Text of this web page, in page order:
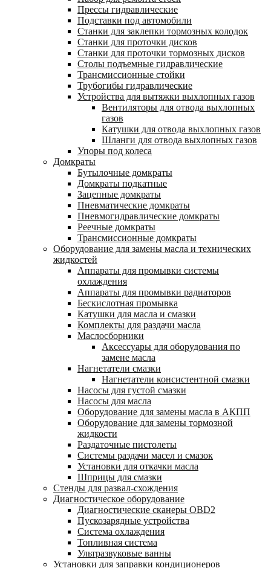
Прессы гидравлические
Подставки под автомобили
Станки для заклепки тормозных колодок
Станки для проточки дисков
Станки для проточки тормозных дисков
Столы подъемные гидравлические
Трансмиссионные стойки
Трубогибы гидравлические
Устройства для вытяжки выхлопных газов
Вентиляторы для отвода выхлопных
газов
Катушки для отвода выхлопных газов
Шланги для отвода выхлопных газов
Упоры под колеса
Домкраты
Бутылочные домкраты
Домкраты подкатные
Зацепные домкраты
Пневматические домкраты
Пневмогидравлические домкраты
Реечные домкраты
Трансмиссионные домкраты
Оборудование для замены масла и технических
жидкостей
Аппараты для промывки системы
охлаждения
Аппараты для промывки радиаторов
Бескислотная промывка
Катушки для масла и смазки
Комплекты для раздачи масла
Маслосборники
Аксессуары для оборудования по
замене масла
Нагнетатели смазки
Нагнетатели консистентной смазки
Насосы для густой смазки
Насосы для масла
Оборудование для замены масла в АКПП
Оборудование для замены тормозной
жидкости
Раздаточные пистолеты
Системы раздачи масел и смазок
Установки для откачки масла
Шприцы для смазки
Стенды для развал-схождения
Диагностическое оборудование
Диагностические сканеры OBD2
Пускозарядные устройства
Система охлаждения
Топливная система
Ультразвуковые ванны
Установки для заправки кондиционеров